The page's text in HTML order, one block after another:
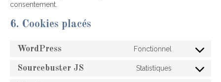
consentement.
6. Cookies placés
WordPress Fonctionnel
Consent
service
Sourcebuster JS Statistiques
Consent